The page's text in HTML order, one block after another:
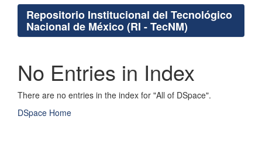
Repositorio Institucional del Tecnológico
Nacional de México (RI - TecNM)
No Entries in Index
There are no entries in the index for "All of DSpace".
DSpace Home